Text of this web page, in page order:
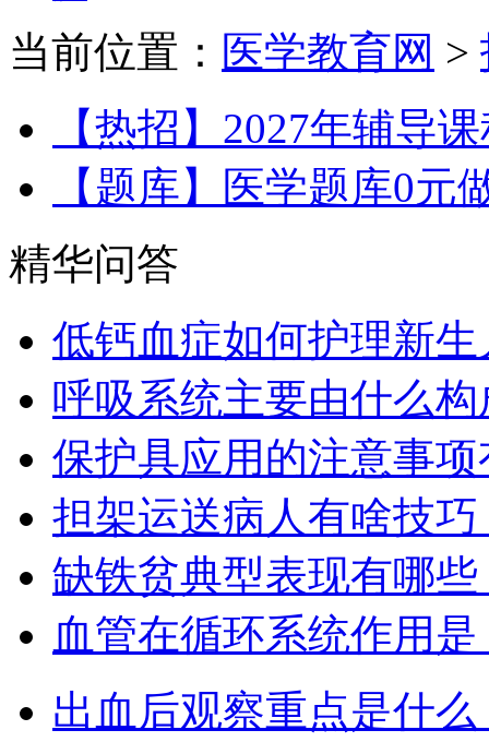
当前位置： 医学教育网 >
【热招】2027年辅导
【题库】医学题库0元
精华问答
低钙血症如何护理新生
呼吸系统主要由什么构
保护具应用的注意事
担架运送病人有啥技巧
缺铁贫典型表现有哪些
血管在循环系统作用是
出血后观察重点是什么